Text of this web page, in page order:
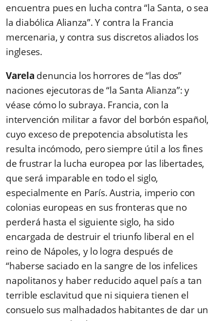
encuentra pues en lucha contra “la Santa, o sea
la diabólica Alianza”. Y contra la Francia
mercenaria, y contra sus discretos aliados los
ingleses.
Varela denuncia los horrores de “las dos”
naciones ejecutoras de “la Santa Alianza”: y
véase cómo lo subraya. Francia, con la
intervención militar a favor del borbón español,
cuyo exceso de prepotencia absolutista les
resulta incómodo, pero siempre útil a los fines
de frustrar la lucha europea por las libertades,
que será imparable en todo el siglo,
especialmente en París. Austria, imperio con
colonias europeas en sus fronteras que no
perderá hasta el siguiente siglo, ha sido
encargada de destruir el triunfo liberal en el
reino de Nápoles, y lo logra después de
“haberse saciado en la sangre de los infelices
napolitanos y haber reducido aquel país a tan
terrible esclavitud que ni siquiera tienen el
consuelo sus malhadados habitantes de dar un